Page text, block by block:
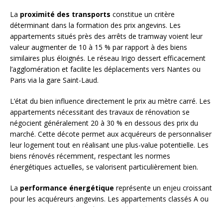
La proximité des transports constitue un critère
déterminant dans la formation des prix angevins. Les
appartements situés près des arrêts de tramway voient leur
valeur augmenter de 10 à 15 % par rapport à des biens
similaires plus éloignés. Le réseau Irigo dessert efficacement
l’agglomération et facilite les déplacements vers Nantes ou
Paris via la gare Saint-Laud.
L’état du bien influence directement le prix au mètre carré. Les
appartements nécessitant des travaux de rénovation se
négocient généralement 20 à 30 % en dessous des prix du
marché. Cette décote permet aux acquéreurs de personnaliser
leur logement tout en réalisant une plus-value potentielle. Les
biens rénovés récemment, respectant les normes
énergétiques actuelles, se valorisent particulièrement bien.
La performance énergétique représente un enjeu croissant
pour les acquéreurs angevins. Les appartements classés A ou